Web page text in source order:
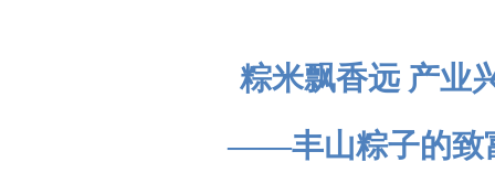
粽米飘香远 产业
——丰山粽子的致